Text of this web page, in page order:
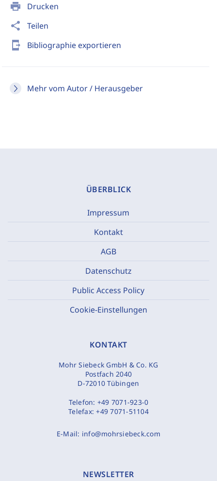
print Drucken
share Teilen
send_to_mobile Bibliographie exportieren
Mehr vom Autor / Herausgeber
ÜBERBLICK
Impressum
Kontakt
AGB
Datenschutz
Public Access Policy
Cookie-Einstellungen
KONTAKT
Mohr Siebeck GmbH & Co. KG
Postfach 2040
D-72010 Tübingen
Telefon: +49 7071-923-0
Telefax:+49 7071-51104
E-Mail: info@mohrsiebeck.com
NEWSLETTER